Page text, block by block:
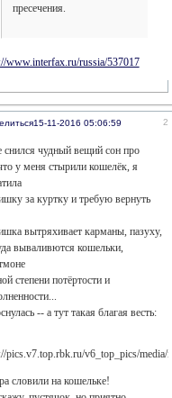
пресечения.
www.interfax.ru/russia/537017
2
15-11-2016 05:06:59
чудный вещий сон про
у меня стырили кошелёк, я
за куртку и требую вернуть
вытряхивает карманы, пазуху,
вываливются кошельки,
степени потёртости и
-- а тут такая благая весть:
словили на кошельке!